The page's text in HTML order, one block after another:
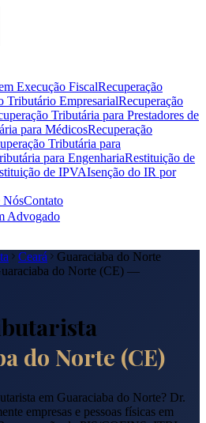
Execução FiscalRecuperação
Tributário EmpresarialRecuperação
Tributária para Prestadores de
para MédicosRecuperação
Tributária para
para EngenhariaRestituição de
de IPVAIsenção do IR por
NósContato
Advogado
Ceará
Guaraciaba do Norte
do Norte (CE) —
do Norte (CE)
em Guaraciaba do Norte? Dr.
empresas e pessoas físicas em